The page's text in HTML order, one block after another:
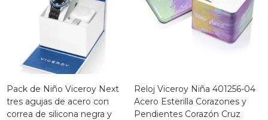
Pack de Niño Viceroy Next
tres agujas de acero con
correa de silicona negra y
Reloj Viceroy Niña 401256-04
Acero Esterilla Corazones y
Pendientes Corazón Cruz